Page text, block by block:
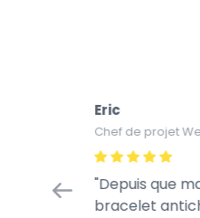
Eric
Chef de projet
Depuis que
bracelet